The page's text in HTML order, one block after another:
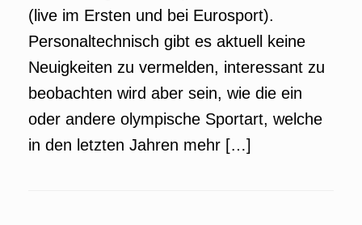
(live im Ersten und bei Eurosport).
Personaltechnisch gibt es aktuell keine
Neuigkeiten zu vermelden, interessant zu
beobachten wird aber sein, wie die ein
oder andere olympische Sportart, welche
in den letzten Jahren mehr […]